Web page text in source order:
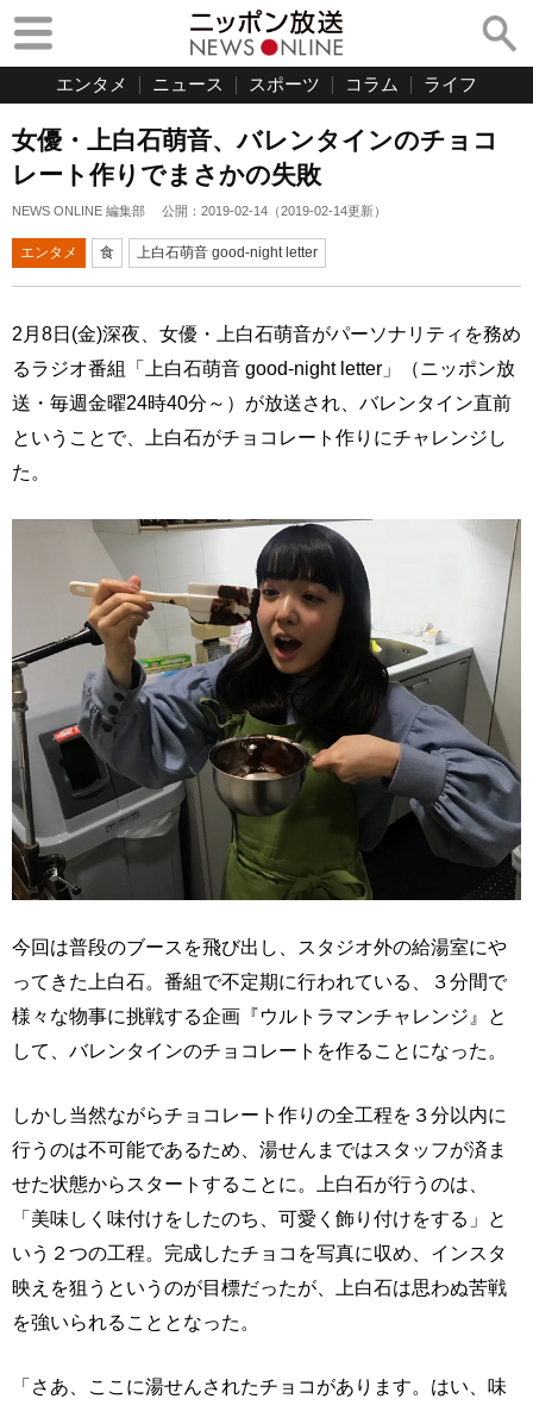
エンタメ ニュース スポーツ コラム ライフ
女優・上白石萌音、バレンタインのチョコ
レート作りでまさかの失敗
NEWS ONLINE 編集部 公開： 2019-02-14 （2019-02-14更新）
エンタメ 食 上白石萌音 good-night letter
2月8日(金)深夜、女優・上白石萌音がパーソナリティを務め
るラジオ番組「上白石萌音 good‐night letter」（ニッポン放
送・毎週金曜24時40分～）が放送され、バレンタイン直前
ということで、上白石がチョコレート作りにチャレンジし
た。
今回は普段のブースを飛び出し、スタジオ外の給湯室にや
ってきた上白石。番組で不定期に行われている、３分間で
様々な物事に挑戦する企画『ウルトラマンチャレンジ』と
して、バレンタインのチョコレートを作ることになった。
しかし当然ながらチョコレート作りの全工程を３分以内に
行うのは不可能であるため、湯せんまではスタッフが済ま
せた状態からスタートすることに。上白石が行うのは、
「美味しく味付けをしたのち、可愛く飾り付けをする」と
いう２つの工程。完成したチョコを写真に収め、インスタ
映えを狙うというのが目標だったが、上白石は思わぬ苦戦
を強いられることとなった。
「さあ、ここに湯せんされたチョコがあります。はい、味